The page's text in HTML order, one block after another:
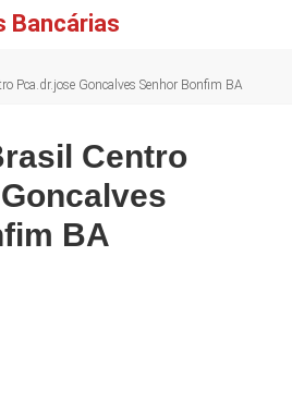
Bancárias
Pca.dr.jose Goncalves Senhor Bonfim BA
Centro
BA